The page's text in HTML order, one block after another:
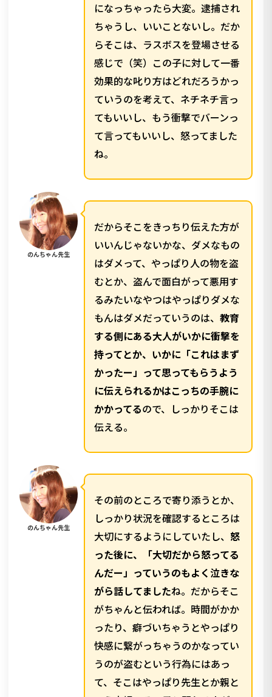
になっちゃったら大変。逮捕され
ちゃうし、いいことないし。だか
らそこは、ラスボスを登場させる
感じで（笑）この子に対して一番
効果的な叱り方はどれだろうかっ
ていうのを考えて、ネチネチ言っ
てもいいし、もう衝撃でバーンっ
て言ってもいいし、怒ってました
ね。
のんちゃん先生
だからそこをきっちり伝えた方が
いいんじゃないかな、ダメなもの
はダメって、やっぱり人の物を盗
むとか、盗んで面白がって悪用す
るみたいなやつはやっぱりダメな
もんはダメだっていうのは、 教育
する側にある大人がいかに衝撃を
持ってとか、いかに「これはまず
かったー」って思ってもらうよう
に伝えられるかはこっちの手腕に
かかってるので、しっかりそこは
伝える。
のんちゃん先生
その前のところで寄り添うとか、
しっかり状況を確認するところは
大切にするようにしていたし、 怒
った後に、「大切だから怒ってる
んだー」っていうのもよく泣きな
がら話してましたね。だからそこ
がちゃんと伝われば。時間がかか
ったり、癖づいちゃうとやっぱり
快感に繋がっちゃうのかなってい
うのが盗むという行為にはあっ
て、そこはやっぱり先生とか親と